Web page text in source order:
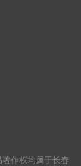
作权均属于长春